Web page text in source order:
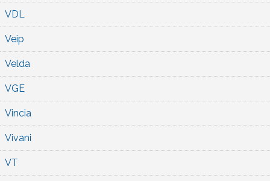
VDL
Veip
Velda
VGE
Vincia
Vivani
VT